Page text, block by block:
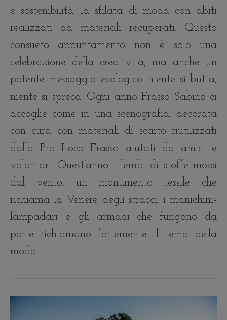
e sostenibilità: la sfilata di moda con abiti
realizzati da materiali recuperati. Questo
consueto appuntamento non è solo una
celebrazione della creatività, ma anche un
potente messaggio ecologico: niente si butta,
niente si spreca. Ogni anno Frasso Sabino ci
accoglie come in una scenografia, decorata
con cura con materiali di scarto riutilizzati
dalla Pro Loco Frasso aiutati da amici e
volontari. Quest’anno i lembi di stoffe mossi
dal vento, un monumento tessile che
richiama la Venere degli stracci, i manichini-
lampadari e gli armadi che fungono da
porte richiamano fortemente il tema della
moda…